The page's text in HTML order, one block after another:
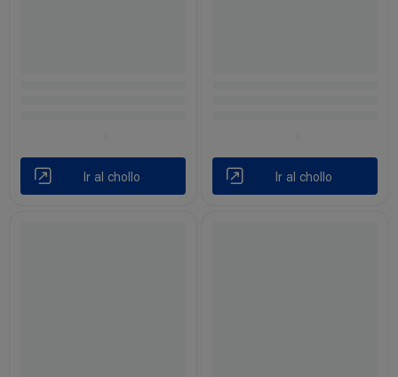
Ir al chollo Ir al chollo